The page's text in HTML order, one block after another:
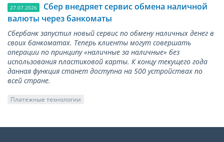
27.07.2026
Сбер внедряет сервис обмена наличной
валюты через банкоматы
Сбербанк запустил новый сервис по обмену наличных денег в
своих банкоматах. Теперь клиенты могут совершать
операции по принципу «наличные за наличные» без
использования пластиковой карты. К концу текущего года
данная функция станет доступна на 500 устройствах по
всей стране.
Платежные технологии